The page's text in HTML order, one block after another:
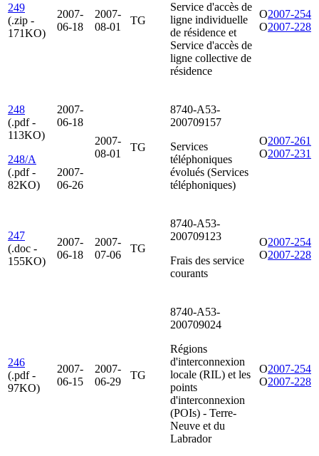
249
(.zip -
171KO)
2007-
06-18
2007-
08-01
TG
Service d'accès de
ligne individuelle
de résidence et
Service d'accès de
ligne collective de
résidence
O2007-254
O2007-228
248
(.pdf -
113KO)
248/A
(.pdf -
82KO)
2007-
06-18
2007-
06-26
2007-
08-01
TG
8740-A53-
200709157
Services
téléphoniques
évolués (Services
téléphoniques)
O2007-261
O2007-231
247
(.doc -
155KO)
2007-
06-18
2007-
07-06
TG
8740-A53-
200709123
Frais des service
courants
O2007-254
O2007-228
246
(.pdf -
97KO)
2007-
06-15
2007-
06-29
TG
8740-A53-
200709024
Régions
d'interconnexion
locale (RIL) et les
points
d'interconnexion
(POIs) - Terre-
Neuve et du
Labrador
O2007-254
O2007-228